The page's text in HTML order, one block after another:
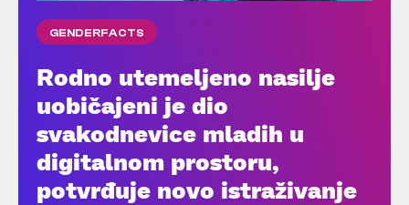
GENDERFACTS
Rodno utemeljeno nasilje
uobičajeni je dio
svakodnevice mladih u
digitalnom prostoru,
potvrđuje novo istraživanje